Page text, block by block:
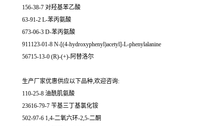
156-38-7 对羟基苯乙酸
63-91-2 L-苯丙氨酸
673-06-3 D-苯丙氨酸
911123-01-8 N-[(4-hydroxyphenyl)acetyl]-L-phenylalanine
56715-13-0 (R)-(+)-阿替洛尔
生产厂家优惠供应以下品种,欢迎咨询:
110-25-8 油酰肌氨酸
23616-79-7 苄基三丁基氯化铵
502-97-6 1,4-二氧六环-2,5-二酮